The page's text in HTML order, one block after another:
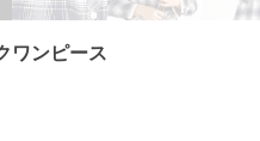
ワンピース